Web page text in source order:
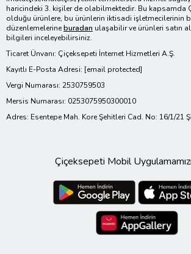
haricindeki 3. kişiler de olabilmektedir. Bu kapsamda
olduğu ürünlere, bu ürünlerin iktisadi işletmecilerinin
düzenlemelerineburadan ulaşabilir ve ürünleri satın
bilgileri inceleyebilirsiniz.
Ticaret Ünvanı: Çiçeksepeti İnternet Hizmetleri A.Ş.
Kayıtlı E-Posta Adresi: [email protected]
Vergi Numarası: 2530759503
Mersis Numarası: 0253075950300010
Adres: Esentepe Mah. Kore Şehitleri Cad. No: 16/1/21
Çiçeksepeti Mobil